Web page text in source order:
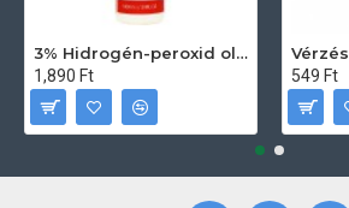
3% Hidrogén-peroxid oldat (sebfertőtlenítő) 100ml
1,890 Ft
549 Ft